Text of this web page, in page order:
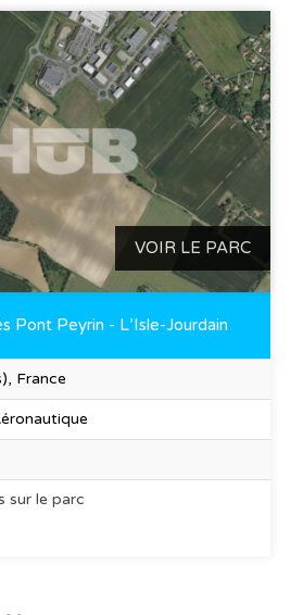
VOIR LE PARC
Pont Peyrin - L’Isle-Jourdain
France
sur le parc